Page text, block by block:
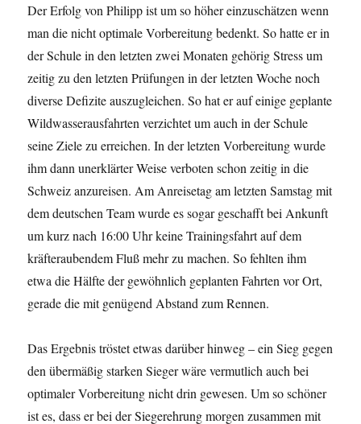
Der Erfolg von Philipp ist um so höher einzuschätzen wenn
man die nicht optimale Vorbereitung bedenkt. So hatte er in
der Schule in den letzten zwei Monaten gehörig Stress um
zeitig zu den letzten Prüfungen in der letzten Woche noch
diverse Defizite auszugleichen. So hat er auf einige geplante
Wildwasserausfahrten verzichtet um auch in der Schule
seine Ziele zu erreichen. In der letzten Vorbereitung wurde
ihm dann unerklärter Weise verboten schon zeitig in die
Schweiz anzureisen. Am Anreisetag am letzten Samstag mit
dem deutschen Team wurde es sogar geschafft bei Ankunft
um kurz nach 16:00 Uhr keine Trainingsfahrt auf dem
kräfteraubendem Fluß mehr zu machen. So fehlten ihm
etwa die Hälfte der gewöhnlich geplanten Fahrten vor Ort,
gerade die mit genügend Abstand zum Rennen.
Das Ergebnis tröstet etwas darüber hinweg – ein Sieg gegen
den übermäßig starken Sieger wäre vermutlich auch bei
optimaler Vorbereitung nicht drin gewesen. Um so schöner
ist es, dass er bei der Siegerehrung morgen zusammen mit